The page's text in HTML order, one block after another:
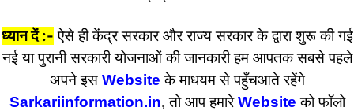
ध्यान दें :- ऐसे ही केंद्र सरकार और राज्य सरकार के द्वारा शुरू की गई
नई या पुरानी सरकारी योजनाओं की जानकारी हम आपतक सबसे पहले
अपने इसWebsite के माधयम से पहुँचआते रहेंगे
Sarkariinformation.in,तो आप हमारेWebsiteको फॉलो